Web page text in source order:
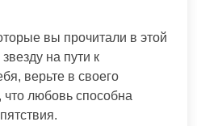
вы прочитали в этой
на пути к
верьте в своего
что любовь способна